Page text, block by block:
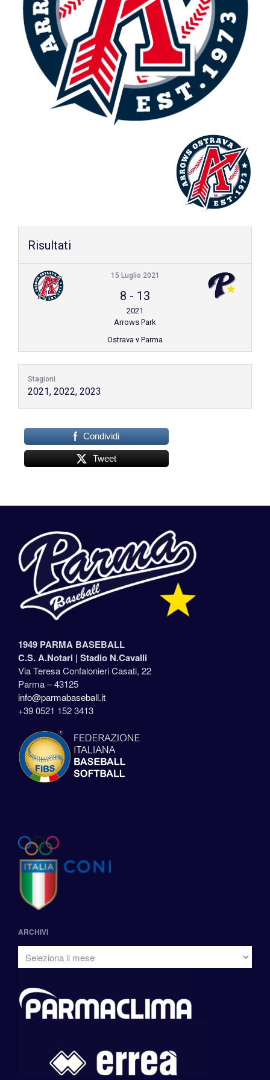
Shop
Risultati
15 Luglio 2021
8 - 13
2021
Arrows Park
Ostrava v Parma
Stagioni
2021, 2022, 2023
Condividi
Tweet
1949 PARMA BASEBALL
C.S. A.Notari | Stadio N.Cavalli
Via Teresa Confalonieri Casati, 22
Parma – 43125
info@parmabaseball.it
+39 0521 152 3413
ARCHIVI